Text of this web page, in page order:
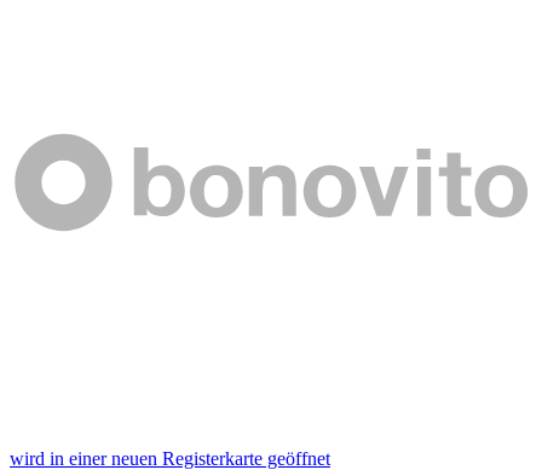
wird in einer neuen Registerkarte geöffnet